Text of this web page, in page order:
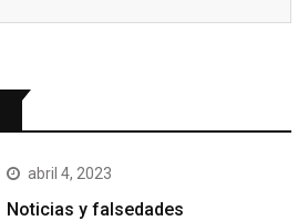
abril 4, 2023
Noticias y falsedades